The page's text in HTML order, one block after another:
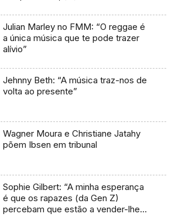
Julian Marley no FMM: “O reggae é
a única música que te pode trazer
alívio”
Jehnny Beth: “A música traz-nos de
volta ao presente”
Wagner Moura e Christiane Jatahy
põem Ibsen em tribunal
Sophie Gilbert: “A minha esperança
é que os rapazes (da Gen Z)
percebam que estão a vender-lhes